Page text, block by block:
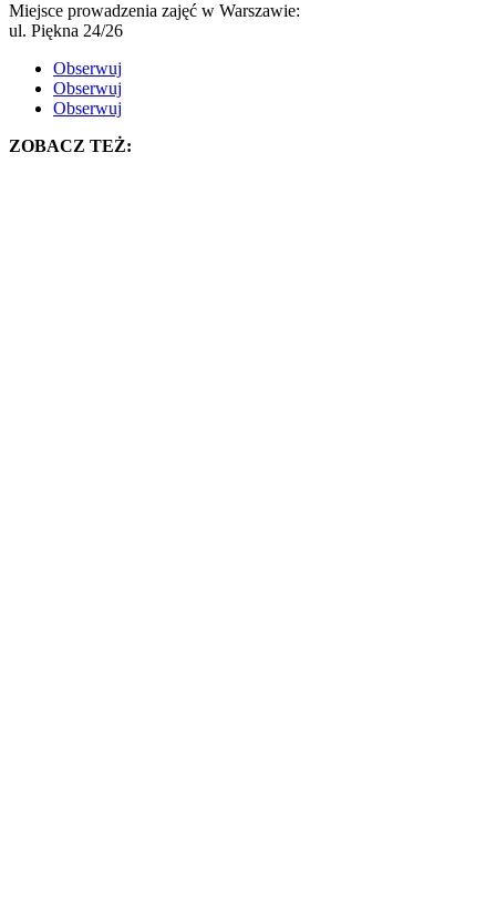
Miejsce prowadzenia zajęć w Warszawie:
ul. Piękna 24/26
Obserwuj
Obserwuj
Obserwuj
ZOBACZ TEŻ: